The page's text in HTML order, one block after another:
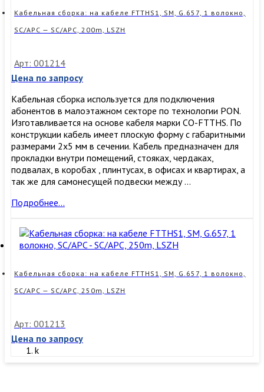
Кабельная сборка: на кабеле FTTHS1, SM, G.657, 1 волокно,
SC/APC — SC/APC, 200m, LSZH
Арт: 001214
Цена по запросу
Кабельная сборка используется для подключения
абонентов в малоэтажном секторе по технологии PON.
Изготавливается на основе кабеля марки CO-FTTHS. По
конструкции кабель имеет плоскую форму с габаритными
размерами 2х5 мм в сечении. Кабель предназначен для
прокладки внутри помещений, стояках, чердаках,
подвалах, в коробах , плинтусах, в офисах и квартирах, а
так же для самонесущей подвески между …
Кабельная
на
кабеле
FTTHS1,
G.657,
волокно,
—
SC/APC,
200m,
LSZH
Подробнее…
Кабельная сборка: на кабеле FTTHS1, SM, G.657, 1 волокно,
SC/APC — SC/APC, 250m, LSZH
Арт: 001213
Цена по запросу
k